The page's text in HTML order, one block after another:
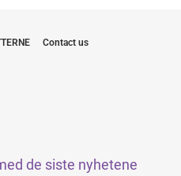
Contact us
de siste nyhetene